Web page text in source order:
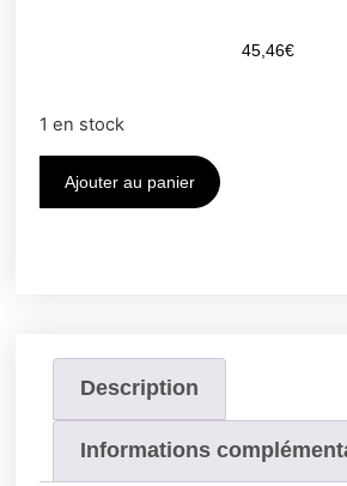
45,46€
1 en stock
Ajouter au panier
Description
Informations